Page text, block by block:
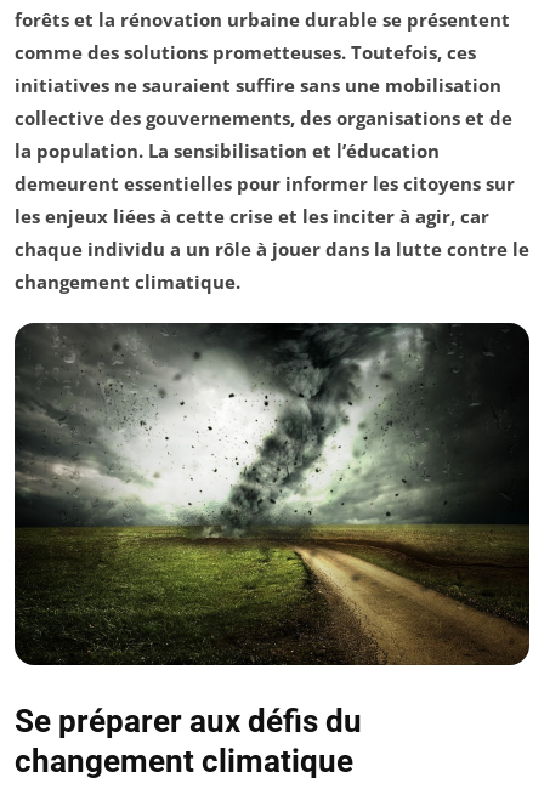
forêts et la rénovation urbaine durable se présentent
comme des solutions prometteuses. Toutefois, ces
initiatives ne sauraient suffire sans une mobilisation
collective des gouvernements, des organisations et de
la population. La sensibilisation et l’éducation
demeurent essentielles pour informer les citoyens sur
les enjeux liées à cette crise et les inciter à agir, car
chaque individu a un rôle à jouer dans la lutte contre le
changement climatique.
Se préparer aux défis du
changement climatique